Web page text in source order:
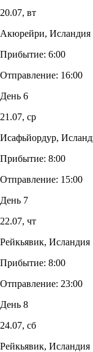
20.07, вт
Акюрейри, Исландия
Прибытие: 6:00
Отправление: 16:00
День 6
21.07, ср
Исафьйордур,
Прибытие: 8:00
Отправление: 15:00
День 7
22.07, чт
Рейкьявик, Исландия
Прибытие: 8:00
Отправление: 23:00
День 8
24.07, сб
Рейкьявик, Исландия